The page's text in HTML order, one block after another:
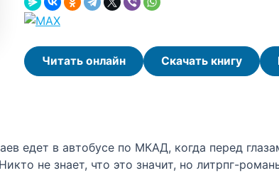
Читать онлайн Скачать книгу
едет в автобусе по МКАД, когда перед
не знает, что это значит, но литрпг-